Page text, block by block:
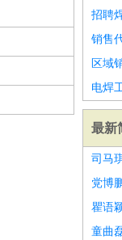
招聘
销售
区域
电焊
最新
司马
党博
瞿语
童曲